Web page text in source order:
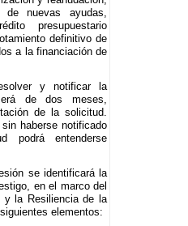
nuevas ayudas,
presupuestario
definitivo de
a la financiación de
y notificar la
de dos meses,
de la solicitud.
haberse notificado
podrá entenderse
se identificará la
en el marco del
y la Resiliencia de la
elementos: